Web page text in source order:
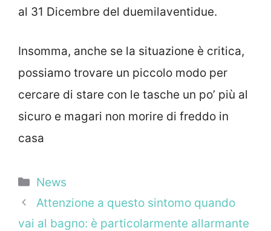
al 31 Dicembre del duemilaventidue.
Insomma, anche se la situazione è critica,
possiamo trovare un piccolo modo per
cercare di stare con le tasche un po’ più al
sicuro e magari non morire di freddo in
casa
Categorie
News
Attenzione a questo sintomo quando
vai al bagno: è particolarmente allarmante